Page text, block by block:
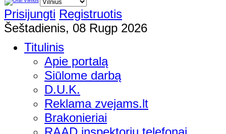
Prisijungti Registruotis
Šeštadienis, 08 Rugp 2026
Titulinis
Apie portalą
Siūlome darbą
D.U.K.
Reklama zvejams.lt
Brakonieriai